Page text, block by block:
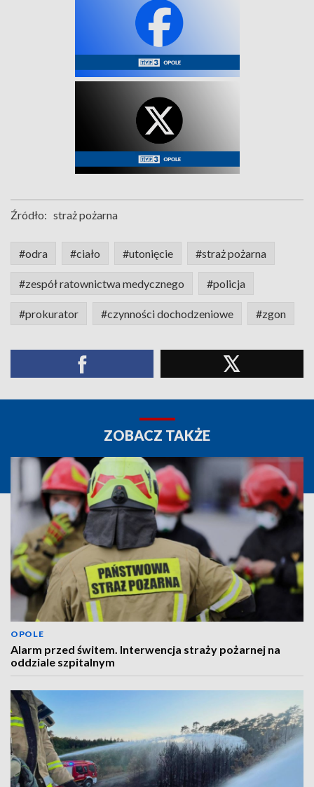
Źródło: straż pożarna
#odra #ciało #utonięcie #straż pożarna
#zespół ratownictwa medycznego #policja
#prokurator #czynności dochodzeniowe #zgon
ZOBACZ TAKŻE
OPOLE
Alarm przed świtem. Interwencja straży pożarnej na
oddziale szpitalnym